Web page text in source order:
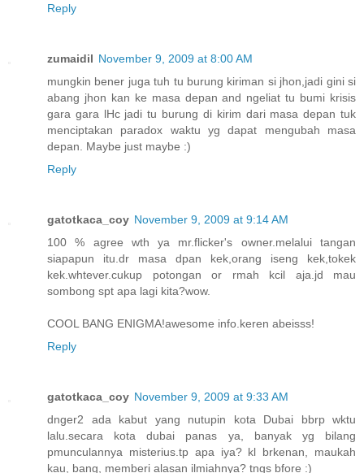
Reply
zumaidil November 9, 2009 at 8:00 AM
mungkin bener juga tuh tu burung kiriman si jhon,jadi gini si
abang jhon kan ke masa depan and ngeliat tu bumi krisis
gara gara lHc jadi tu burung di kirim dari masa depan tuk
menciptakan paradox waktu yg dapat mengubah masa
depan. Maybe just maybe :)
Reply
gatotkaca_coy November 9, 2009 at 9:14 AM
100 % agree wth ya mr.flicker's owner.melalui tangan
siapapun itu.dr masa dpan kek,orang iseng kek,tokek
kek.whtever.cukup potongan or rmah kcil aja.jd mau
sombong spt apa lagi kita?wow.
COOL BANG ENIGMA!awesome info.keren abeisss!
Reply
gatotkaca_coy November 9, 2009 at 9:33 AM
dnger2 ada kabut yang nutupin kota Dubai bbrp wktu
lalu.secara kota dubai panas ya, banyak yg bilang
pmunculannya misterius.tp apa iya? kl brkenan, maukah
kau, bang, memberi alasan ilmiahnya? tngs bfore :)